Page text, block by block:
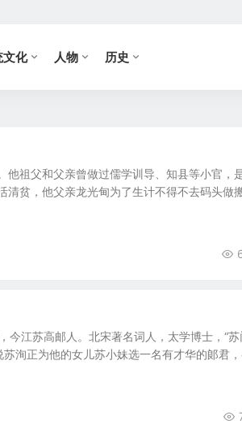
文化 人物 历史
祖父和父亲曾做过儒学训导、知县等小官，
贫，他父亲龙光甸为了生计不得不去码头做
江苏高邮人。北宋著名词人，太学博士，“苏
洵正为他的女儿苏小妹选一名有才华的郞君